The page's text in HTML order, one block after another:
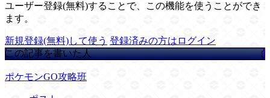
ユーザー登録(無料)することで、この機能を使うことができ
ます。
新規登録(無料)して使う 登録済みの方はログイン
この記事を書いた人
ポケモンGO攻略班